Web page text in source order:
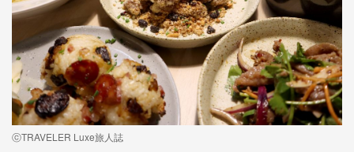
ⓒTRAVELER Luxe旅人誌